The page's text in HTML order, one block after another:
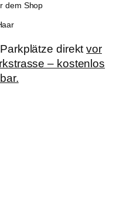
dem Shop
direktvor
– kostenlos